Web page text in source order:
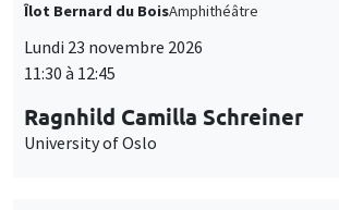
Îlot Bernard du BoisAmphithéâtre
Lundi 23 novembre 2026
11:30 à 12:45
Ragnhild Camilla Schreiner
University of Oslo